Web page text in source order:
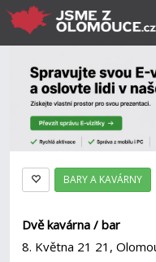
BARY A KAVÁRNY
Dvě kavárna / bar
8. Května 21 21,